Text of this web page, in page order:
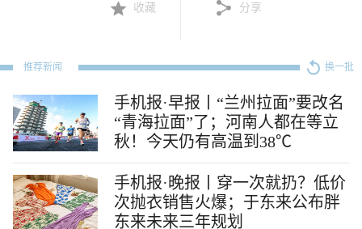
收藏 分享
推荐新闻 换一批
手机报·早报丨“兰州拉面”要改名
“青海拉面”了；河南人都在等立
秋！今天仍有高温到38℃
手机报·晚报丨穿一次就扔？低价
次抛衣销售火爆；于东来公布胖
东来未来三年规划